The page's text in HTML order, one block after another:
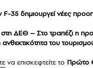
δημιουργεί νέες
ΔΕΘ – Στο τραπέζι η
του
να επισκεφτείτε το Πρώτο